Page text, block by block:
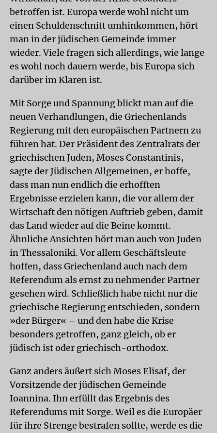
betroffen ist. Europa werde wohl nicht um
einen Schuldenschnitt umhinkommen, hört
man in der jüdischen Gemeinde immer
wieder. Viele fragen sich allerdings, wie lange
es wohl noch dauern werde, bis Europa sich
darüber im Klaren ist.
Mit Sorge und Spannung blickt man auf die
neuen Verhandlungen, die Griechenlands
Regierung mit den europäischen Partnern zu
führen hat. Der Präsident des Zentralrats der
griechischen Juden, Moses Constantinis,
sagte der Jüdischen Allgemeinen, er hoffe,
dass man nun endlich die erhofften
Ergebnisse erzielen kann, die vor allem der
Wirtschaft den nötigen Auftrieb geben, damit
das Land wieder auf die Beine kommt.
Ähnliche Ansichten hört man auch von Juden
in Thessaloniki. Vor allem Geschäftsleute
hoffen, dass Griechenland auch nach dem
Referendum als ernst zu nehmender Partner
gesehen wird. Schließlich habe nicht nur die
griechische Regierung entschieden, sondern
»der Bürger« – und den habe die Krise
besonders getroffen, ganz gleich, ob er
jüdisch ist oder griechisch-orthodox.
Ganz anders äußert sich Moses Elisaf, der
Vorsitzende der jüdischen Gemeinde
Ioannina. Ihn erfüllt das Ergebnis des
Referendums mit Sorge. Weil es die Europäer
für ihre Strenge bestrafen sollte, werde es die